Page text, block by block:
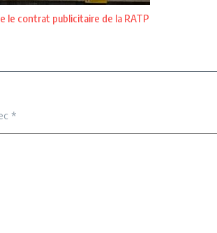
le contrat publicitaire de la RATP
*